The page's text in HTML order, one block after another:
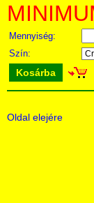
Mennyiség:
Szín:
Kosárba
Oldal elejére